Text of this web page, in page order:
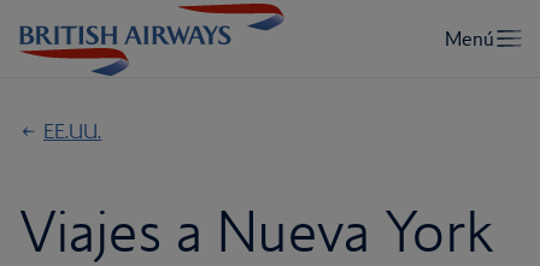
EE.UU.
Viajes a Nueva York